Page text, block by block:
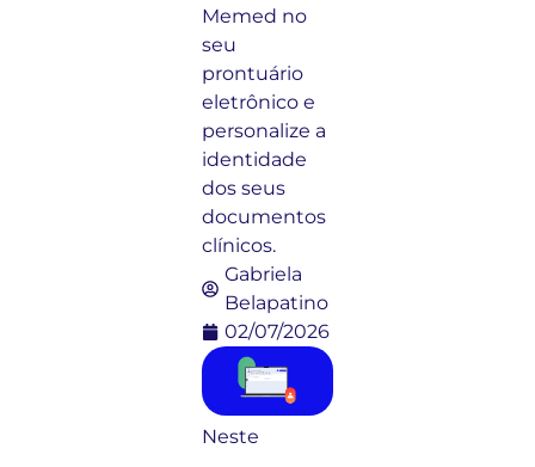
Memed no
seu
prontuário
eletrônico e
personalize a
identidade
dos seus
documentos
clínicos.
Gabriela
Belapatino
02/07/2026
Neste